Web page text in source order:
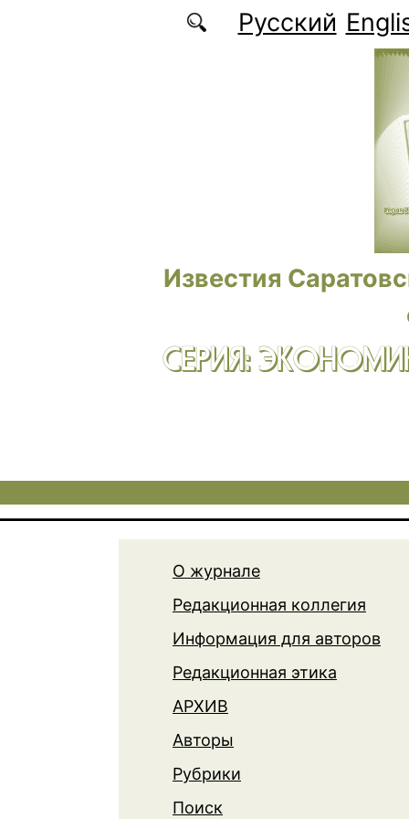
Перейти к основному содержаниюРусский
Известия
СЕРИЯ:
О журнале
Редакционная коллегия
Информация для авторов
Редакционная этика
АРХИВ
Авторы
Рубрики
Поиск